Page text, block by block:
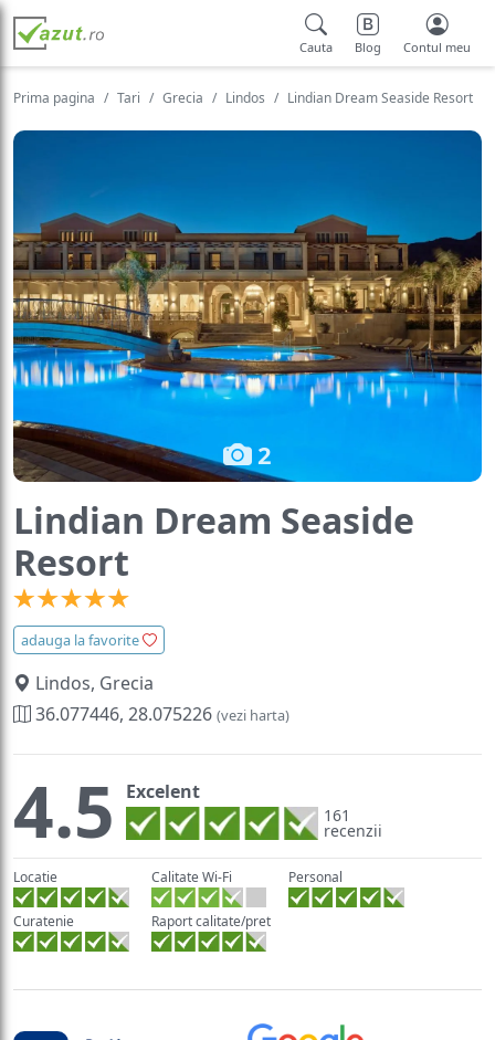
Cauta Blog Contul meu
Prima pagina Tari Grecia Lindos Lindian Dream Seaside Resort
2
Lindian Dream Seaside
Resort
adauga la favorite
Lindos, Grecia
36.077446, 28.075226 (vezi harta)
4.5 Excelent
161
recenzii
Locatie Calitate Wi-Fi Personal
Curatenie Raport calitate/pret